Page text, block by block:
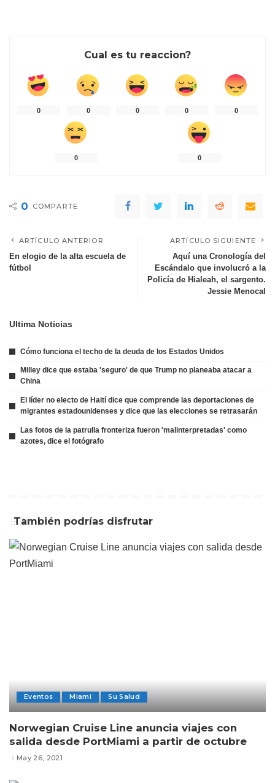
Cual es tu reaccion?
0 0 0 0 0
0 0
0 COMPARTE
ARTÍCULO ANTERIOR
En elogio de la alta escuela de
fútbol
ARTÍCULO SIGUIENTE
Aquí una Cronología del
Escándalo que involucró a la
Policía de Hialeah, el sargento.
Jessie Menocal
Ultima Noticias
Cómo funciona el techo de la deuda de los Estados Unidos
Milley dice que estaba 'seguro' de que Trump no planeaba atacar a
China
El líder no electo de Haití dice que comprende las deportaciones de
migrantes estadounidenses y dice que las elecciones se retrasarán
Las fotos de la patrulla fronteriza fueron 'malinterpretadas' como
azotes, dice el fotógrafo
También podrías disfrutar
Eventos Miami Su Salud
Norwegian Cruise Line anuncia viajes con
salida desde PortMiami a partir de octubre
May 26, 2021